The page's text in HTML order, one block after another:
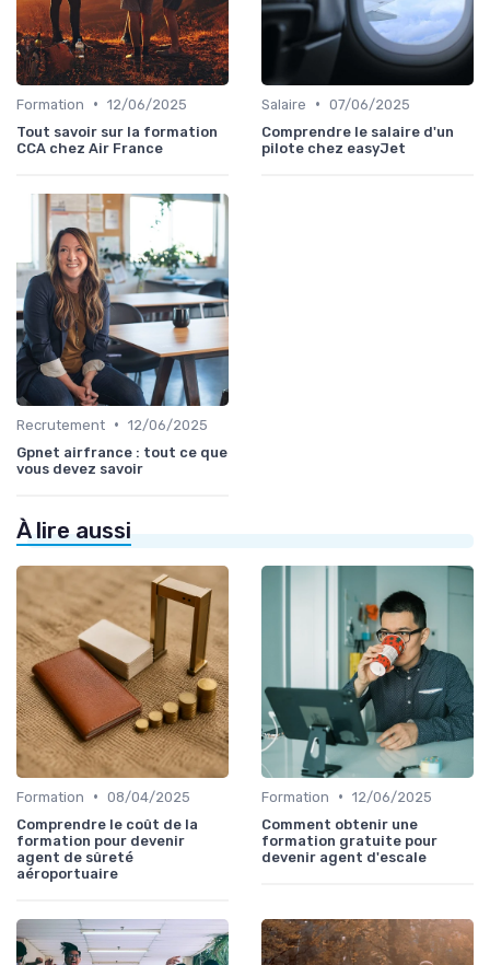
Formation • 12/06/2025
Tout savoir sur la formation
CCA chez Air France
Salaire • 07/06/2025
Comprendre le salaire d'un
pilote chez easyJet
Recrutement • 12/06/2025
Gpnet airfrance : tout ce que
vous devez savoir
À lire aussi
Formation • 08/04/2025
Comprendre le coût de la
formation pour devenir
agent de sûreté
aéroportuaire
Formation • 12/06/2025
Comment obtenir une
formation gratuite pour
devenir agent d'escale